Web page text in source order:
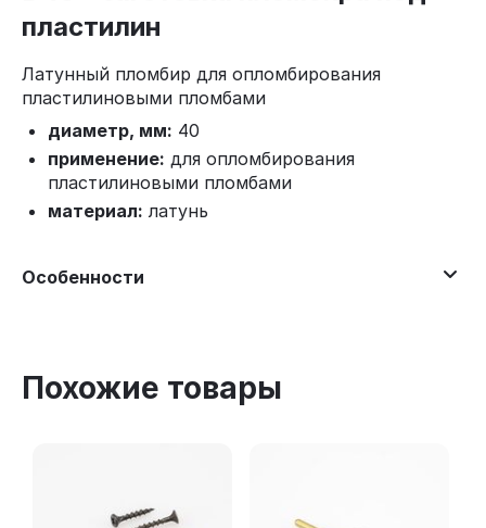
пластилин
Латунный пломбир для опломбирования
пластилиновыми пломбами
диаметр, мм: 40
применение: для опломбирования
пластилиновыми пломбами
материал: латунь
Особенности
Похожие товары